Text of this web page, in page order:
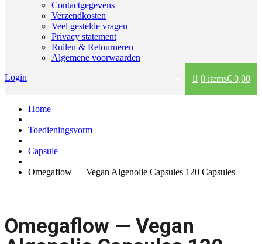
Contactgegevens
Verzendkosten
Veel gestelde vragen
Privacy statement
Ruilen & Retourneren
Algemene voorwaarden
0 items€ 0,00
Login
Home
Toedieningsvorm
Capsule
Omegaflow — Vegan Algenolie Capsules 120 Capsules
Omegaflow — Vegan